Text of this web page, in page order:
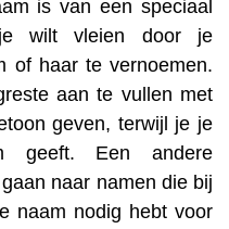
is van een speciaal
wilt vleien door je
of haar te vernoemen.
aan te vullen met
geven, terwijl je je
geeft. Een andere
naar namen die bij
naam nodig hebt voor